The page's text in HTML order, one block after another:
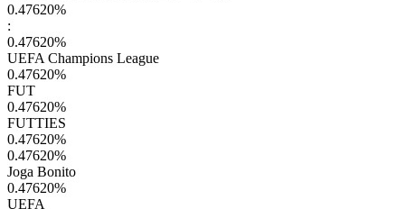
0.47620%
:
0.47620%
UEFA Champions League
0.47620%
FUT
0.47620%
FUTTIES
0.47620%
0.47620%
Joga Bonito
0.47620%
UEFA